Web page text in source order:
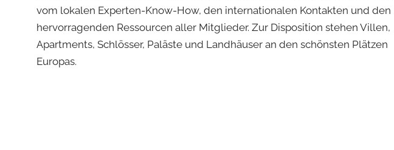
vom lokalen Experten-Know-How, den internationalen Kontakten und den
hervorragenden Ressourcen aller Mitglieder. Zur Disposition stehen Villen,
Apartments, Schlösser, Paläste und Landhäuser an den schönsten Plätzen
Europas.